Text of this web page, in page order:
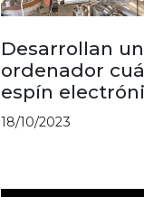
Desarrollan
ordenador
espín
18/10/2023